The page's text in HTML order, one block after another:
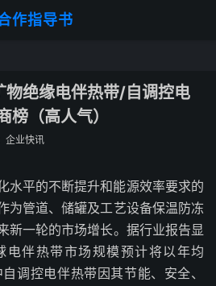
作指导书
绝缘电伴热带/自调控电
榜（高人气）
企业快讯
水平的不断提升和能源效率要求的
为管道、储罐及工艺设备保温防冻
新一轮的市场增长。据行业报告显
伴热带市场规模预计将以年均
调控电伴热带因其节能、安全、